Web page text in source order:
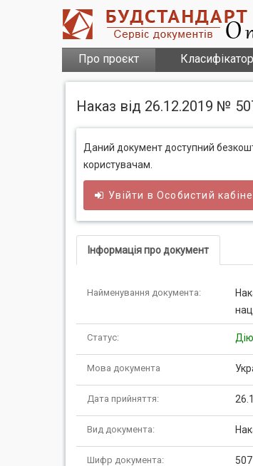
Про проєкт
Наказ від 26.12.2019 №
Даний документ доступний
користувачам.
Увійти вОсобистий
Інформація про документ
Найменування документа:
Статус:
Мова документа
Дата прийняття:
Вид документа:
Шифр документа: 507